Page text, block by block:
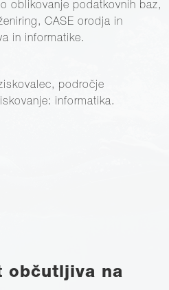
oblikovanje podatkovnih baz,
CASE orodja in
in informatike.
področje
informatika.
občutljiva na